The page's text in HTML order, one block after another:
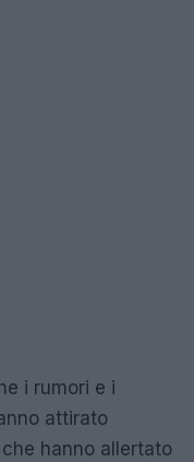
i rumori e i
attirato
hanno allertato